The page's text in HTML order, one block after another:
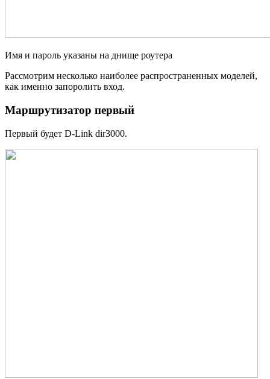
Имя и пароль указаны на днище роутера
Рассмотрим несколько наиболее распространенных моделей,
как именно запоролить вход.
Маршрутизатор первый
Первый будет D-Link dir3000.